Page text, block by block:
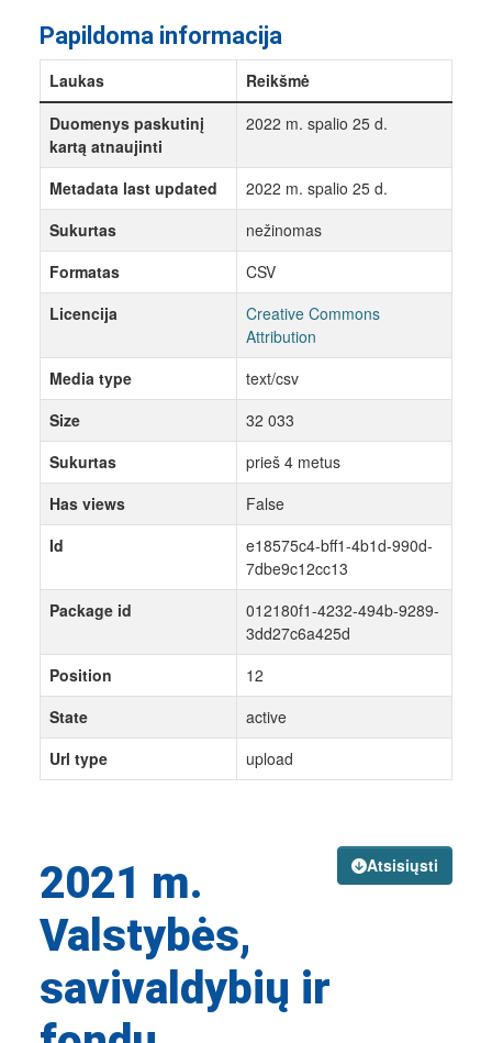
Atsisiųsti
2021 m.
Valstybės,
savivaldybių ir
Papildoma informacija
Laukas
Reikšmė
Duomenys paskutinį
kartą atnaujinti
2022 m. spalio 25 d.
Metadata last updated
2022 m. spalio 25 d.
Sukurtas
nežinomas
Formatas
CSV
Licencija
Creative Commons
Attribution
Media type
text/csv
Size
32 033
Sukurtas
prieš 4 metus
Has views
False
Id
e18575c4-bff1-4b1d-990d-
7dbe9c12cc13
Package id
012180f1-4232-494b-9289-
3dd27c6a425d
Position
12
State
active
Url type
upload